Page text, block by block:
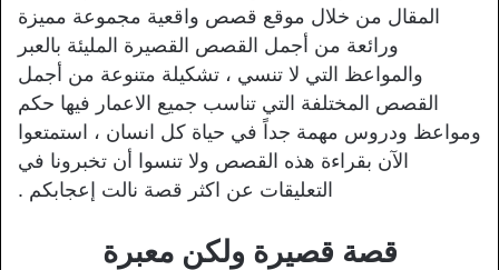
المقال من خلال موقع قصص واقعية مجموعة مميزة
ورائعة من أجمل القصص القصيرة المليئة بالعبر
والمواعظ التي لا تنسي ، تشكيلة متنوعة من أجمل
القصص المختلفة التي تناسب جميع الاعمار فيها حكم
ومواعظ ودروس مهمة جداً في حياة كل انسان ، استمتعوا
الآن بقراءة هذه القصص ولا تنسوا أن تخبرونا في
التعليقات عن اكثر قصة نالت إعجابكم .
قصة قصيرة ولكن معبرة